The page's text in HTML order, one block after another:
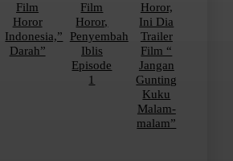
Film
Horor
Indonesia,”
Darah”
Film
Horor,
Penyembah
Iblis
Episode
1
Horor,
Ini Dia
Trailer
Film “
Jangan
Gunting
Kuku
Malam-
malam”